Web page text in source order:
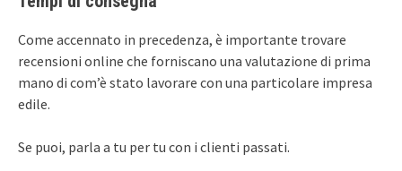
Come accennato in precedenza, è importante trovare
recensioni online che forniscano una valutazione di prima
mano di com’è stato lavorare con una particolare impresa
edile.
Se puoi, parla a tu per tu con i clienti passati.